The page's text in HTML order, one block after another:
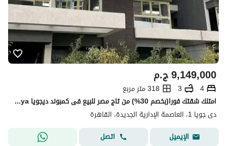
ج.م9,149,000
4
3
318 متر مربع
امتلك شقتك فورا(بخصم 30%) من تاج مصر للبيع فى كمبوند ديجويا dejoya العاصمه الاداريه امام البرج الايقونى
دى جويا 1، العاصمة الإدارية الجديدة، القاهرة
الإيميل
اتصل